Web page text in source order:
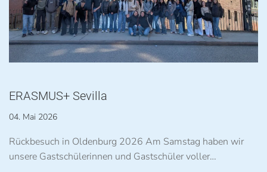
ERASMUS+ Sevilla
04. Mai 2026
Rückbesuch in Oldenburg 2026 Am Samstag haben wir
unsere Gastschülerinnen und Gastschüler voller…